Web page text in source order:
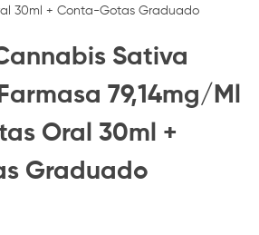
30ml + Conta-Gotas Graduado
Sativa
79,14mg/Ml
Oral 30ml +
Graduado